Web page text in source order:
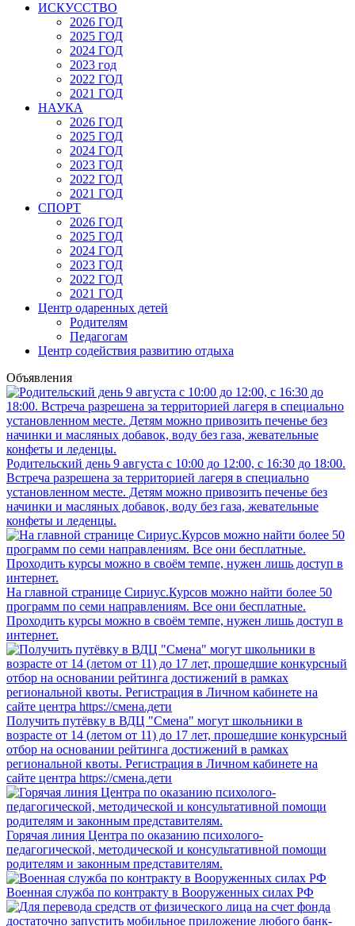
ИСКУССТВО
2026 ГОД
2025 ГОД
2024 ГОД
2023 год
2022 ГОД
2021 ГОД
НАУКА
2026 ГОД
2025 ГОД
2024 ГОД
2023 ГОД
2022 ГОД
2021 ГОД
СПОРТ
2026 ГОД
2025 ГОД
2024 ГОД
2023 ГОД
2022 ГОД
2021 ГОД
Центр одаренных детей
Родителям
Педагогам
Центр содействия развитию отдыха
Объявления
Родительский день 9 августа с 10:00 до 12:00, с 16:30 до 18:00.
Встреча разрешена за территорией лагеря в специально
установленном месте. Детям можно привозить печенье без
начинки и масляных добавок, воду без газа, жевательные
конфеты и леденцы.
На главной странице Сириус.Курсов можно найти более 50
программ по семи направлениям. Все они бесплатные.
Проходить курсы можно в своём темпе, нужен лишь доступ в
интернет.
Получить путёвку в ВДЦ "Смена" могут школьники в
возрасте от 14 (летом от 11) до 17 лет, прошедшие конкурсный
отбор на основании рейтинга достижений в рамках
региональной квоты. Регистрация в Личном кабинете на
сайте центра https://смена.дети
Горячая линия Центра по оказанию психолого-
педагогической, методической и консультативной помощи
родителям и законным представителям.
Военная служба по контракту в Вооруженных силах РФ